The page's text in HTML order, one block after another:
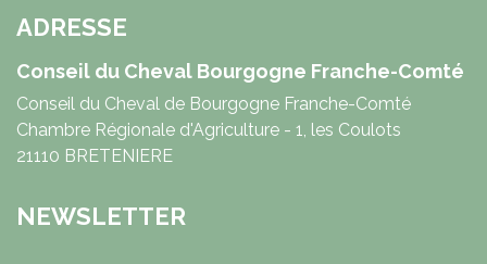
ADRESSE
Conseil du Cheval Bourgogne Franche-Comté
Conseil du Cheval de Bourgogne Franche-Comté
Chambre Régionale d'Agriculture - 1, les Coulots
21110 BRETENIERE
NEWSLETTER